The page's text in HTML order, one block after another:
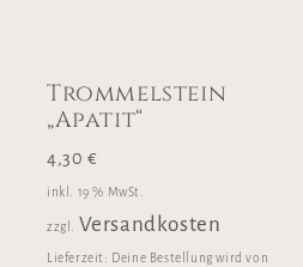
Trommelstein
„Apatit“
4,30 €
inkl. 19 % MwSt.
zzgl. Versandkosten
Lieferzeit: Deine Bestellung wird von